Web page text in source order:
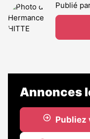
Publié
Annonces
Publiez